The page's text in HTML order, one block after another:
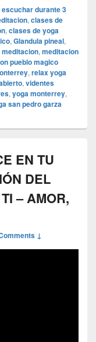
durante 3
, clases de
, clases de yoga
, Glandula pineal,
meditacion, meditacion
pueblo magico
, relax yoga
, videntes
, yoga monterrey,
san pedro garza
EN TU
DEL
– AMOR,
↓